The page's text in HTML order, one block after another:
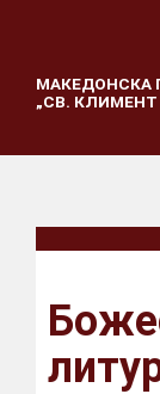
МАКЕДОНСКА
„СВ.